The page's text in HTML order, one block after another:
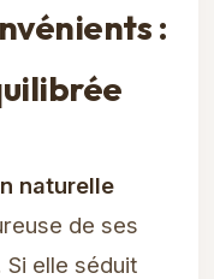
:
naturelle
de ses
Si elle séduit